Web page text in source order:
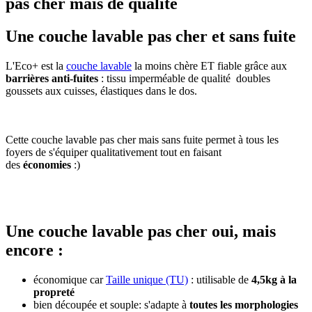
Une couche lavable pas cher et sans fuite
L'Eco+ est la couche lavable la moins chère ET fiable grâce aux
barrières anti-fuites : tissu imperméable de qualité doubles
goussets aux cuisses, élastiques dans le dos.
Cette couche lavable pas cher mais sans fuite permet à tous les
foyers de s'équiper qualitativement tout en faisant
des économies :)
Une couche lavable pas cher oui, mais
encore :
économique carTaille unique (TU) : utilisable de 4,5kg à la
propreté
bien découpée et souple: s'adapte à toutes les morphologies